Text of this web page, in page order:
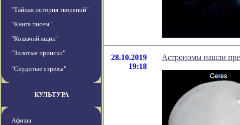
"Тайная история творений"
"Книга писем"
"Кошачий ящик"
"Золотые прииски"
"Сердитые стрелы"
КУЛЬТУРА
Афиша
28.10.2019
19:18
Астрономы нашли